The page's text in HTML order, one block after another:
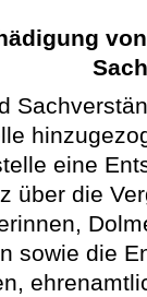
eine
über die
sowie die